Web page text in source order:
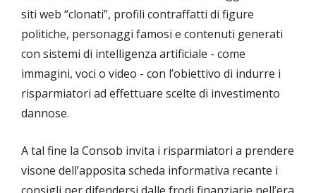
siti web “clonati”, profili contraffatti di figure
politiche, personaggi famosi e contenuti generati
con sistemi di intelligenza artificiale - come
immagini, voci o video - con l’obiettivo di indurre i
risparmiatori ad effettuare scelte di investimento
dannose.
A tal fine la Consob invita i risparmiatori a prendere
visone dell’apposita scheda informativa recante i